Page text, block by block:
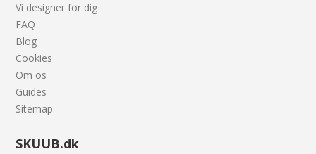
Vi designer for dig
FAQ
Blog
Cookies
Om os
Guides
Sitemap
SKUUB.dk